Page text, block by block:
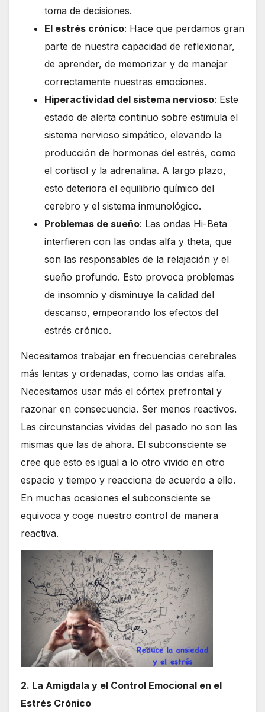
toma de decisiones.
El estrés crónico: Hace que perdamos gran
parte de nuestra capacidad de reflexionar,
de aprender, de memorizar y de manejar
correctamente nuestras emociones.
Hiperactividad del sistema nervioso: Este
estado de alerta continuo sobre estimula el
sistema nervioso simpático, elevando la
producción de hormonas del estrés, como
el cortisol y la adrenalina. A largo plazo,
esto deteriora el equilibrio químico del
cerebro y el sistema inmunológico.
Problemas de sueño: Las ondas Hi-Beta
interfieren con las ondas alfa y theta, que
son las responsables de la relajación y el
sueño profundo. Esto provoca problemas
de insomnio y disminuye la calidad del
descanso, empeorando los efectos del
estrés crónico.
Necesitamos trabajar en frecuencias cerebrales
más lentas y ordenadas, como las ondas alfa.
Necesitamos usar más el córtex prefrontal y
razonar en consecuencia. Ser menos reactivos.
Las circunstancias vividas del pasado no son las
mismas que las de ahora. El subconsciente se
cree que esto es igual a lo otro vivido en otro
espacio y tiempo y reacciona de acuerdo a ello.
En muchas ocasiones el subconsciente se
equivoca y coge nuestro control de manera
reactiva.
2. La Amígdala y el Control Emocional en el
Estrés Crónico